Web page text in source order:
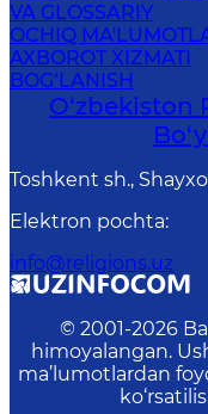
VA GLOSSARIY
OCHIQ
AXBOROT XIZMATI
BOG‘LANISH
O‘zbekiston
Toshkent sh.,
Elektron pochta:
info@religions.uz
© 2001-2026
himoyalangan.
ma’lumotlardan